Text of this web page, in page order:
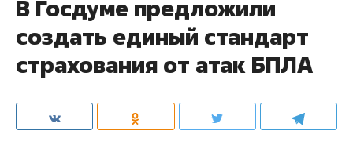
В Госдуме предложили
создать единый стандарт
страхования от атак БПЛА